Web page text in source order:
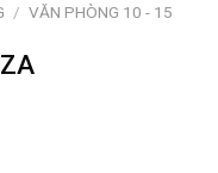
/ VĂN PHÒNG 10 - 15